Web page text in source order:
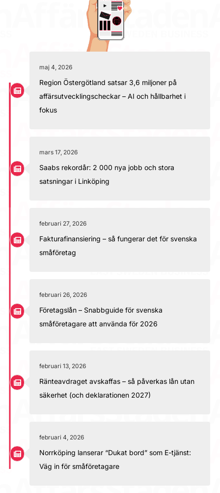
maj 4, 2026
Region Östergötland satsar 3,6 miljoner på
affärsutvecklingscheckar – AI och hållbarhet i
fokus
mars 17, 2026
Saabs rekordår: 2 000 nya jobb och stora
satsningar i Linköping
februari 27, 2026
Fakturafinansiering – så fungerar det för svenska
småföretag
februari 26, 2026
Företagslån – Snabbguide för svenska
småföretagare att använda för 2026
februari 13, 2026
Ränteavdraget avskaffas – så påverkas lån utan
säkerhet (och deklarationen 2027)
februari 4, 2026
Norrköping lanserar “Dukat bord” som E-tjänst:
Väg in för småföretagare